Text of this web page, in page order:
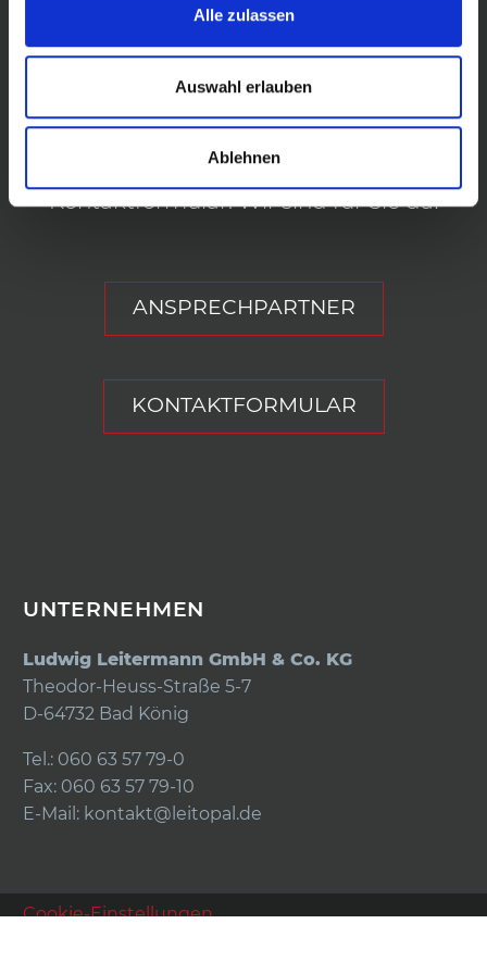
Alle zulassen
Auswahl erlauben
Ablehnen
IHR DIREKTER
KONTAKT ZU UNS.
Ob per Telefon, E-Mail oder
Kontaktformular. Wir sind für Sie da!
ANSPRECHPARTNER
KONTAKTFORMULAR
UNTERNEHMEN
Ludwig Leitermann GmbH & Co. KG
Theodor-Heuss-Straße 5-7
D-64732 Bad König
Tel.: 060 63 57 79-0
Fax: 060 63 57 79-10
E-Mail: kontakt@leitopal.de
Cookie-Einstellungen